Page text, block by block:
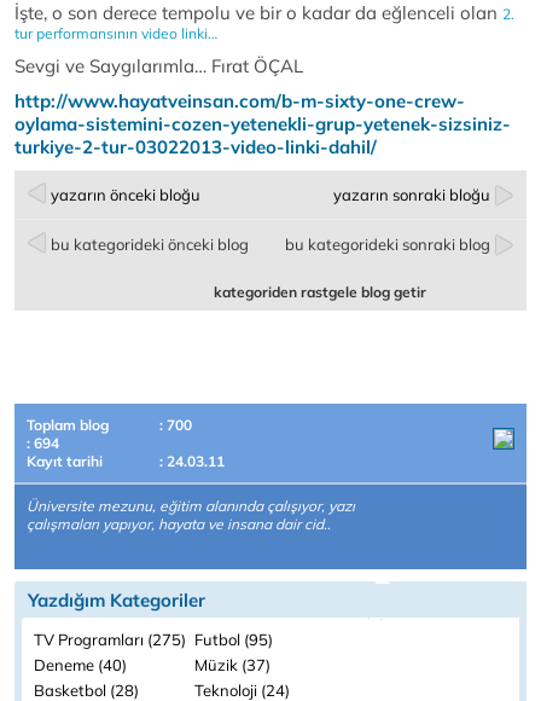
İşte, o son derece tempolu ve bir o kadar da eğlenceli olan 2.
tur performansının video linki…
Sevgi ve Saygılarımla… Fırat ÖÇAL
http://www.hayatveinsan.com/b-m-sixty-one-crew-
oylama-sistemini-cozen-yetenekli-grup-yetenek-sizsiniz-
turkiye-2-tur-03022013-video-linki-dahil/
yazarın önceki bloğu yazarın sonraki bloğu
bu kategorideki önceki blog bu kategorideki sonraki blog
kategoriden rastgele blog getir
Toplam blog
: 700
: 694
Kayıt tarihi
: 24.03.11
Üniversite mezunu, eğitim alanında çalışıyor, yazı
çalışmaları yapıyor, hayata ve insana dair cid..
Yazdığım Kategoriler
TV Programları (275) Futbol (95)
Deneme (40)
Müzik (37)
Basketbol (28)
Teknoloji (24)